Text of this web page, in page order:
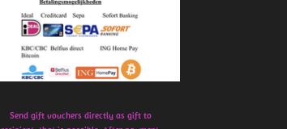
Send gift vouchers directly as gift to